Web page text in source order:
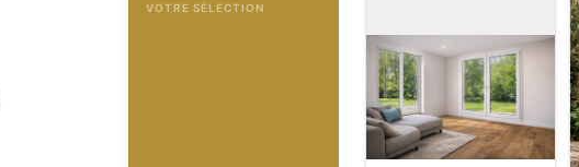
VOTRE SÉLECTION